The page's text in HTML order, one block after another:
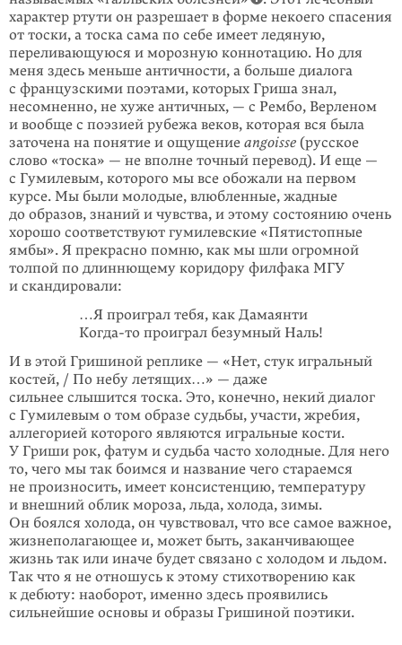
характер ртути он разрешает в форме некоего спасения
от тоски, а тоска сама по себе имеет ледяную,
переливающуюся и морозную коннотацию. Но для
меня здесь меньше античности, а больше диалога
с французскими поэтами, которых Гриша знал,
несомненно, не хуже античных, — с Рембо, Верленом
и вообще с поэзией рубежа веков, которая вся была
заточена на понятие и ощущение angoisse (русское
слово «тоска» — не вполне точный перевод). И еще —
с Гумилевым, которого мы все обожали на первом
курсе. Мы были молодые, влюбленные, жадные
до образов, знаний и чувства, и этому состоянию очень
хорошо соответствуют гумилевские «Пятистопные
ямбы». Я прекрасно помню, как мы шли огромной
толпой по длиннющему коридору филфака МГУ
и скандировали:
…Я проиграл тебя, как Дамаянти
Когда-то проиграл безумный Наль!
И в этой Гришиной реплике — «Нет, стук игральный
костей, / По небу летящих…» — даже
сильнее слышится тоска. Это, конечно, некий диалог
с Гумилевым о том образе судьбы, участи, жребия,
аллегорией которого являются игральные кости.
У Гриши рок, фатум и судьба часто холодные. Для него
то, чего мы так боимся и название чего стараемся
не произносить, имеет консистенцию, температуру
и внешний облик мороза, льда, холода, зимы.
Он боялся холода, он чувствовал, что все самое важное,
жизнеполагающее и, может быть, заканчивающее
жизнь так или иначе будет связано с холодом и льдом.
Так что я не отношусь к этому стихотворению как
к дебюту: наоборот, именно здесь проявились
сильнейшие основы и образы Гришиной поэтики.